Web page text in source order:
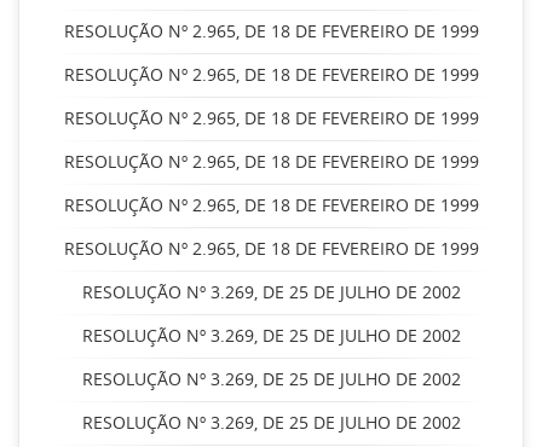
RESOLUÇÃO Nº 2.965, DE 18 DE FEVEREIRO DE 1999
RESOLUÇÃO Nº 2.965, DE 18 DE FEVEREIRO DE 1999
RESOLUÇÃO Nº 2.965, DE 18 DE FEVEREIRO DE 1999
RESOLUÇÃO Nº 2.965, DE 18 DE FEVEREIRO DE 1999
RESOLUÇÃO Nº 2.965, DE 18 DE FEVEREIRO DE 1999
RESOLUÇÃO Nº 2.965, DE 18 DE FEVEREIRO DE 1999
RESOLUÇÃO Nº 3.269, DE 25 DE JULHO DE 2002
RESOLUÇÃO Nº 3.269, DE 25 DE JULHO DE 2002
RESOLUÇÃO Nº 3.269, DE 25 DE JULHO DE 2002
RESOLUÇÃO Nº 3.269, DE 25 DE JULHO DE 2002